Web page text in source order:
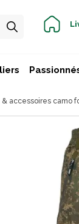
accessoires camo